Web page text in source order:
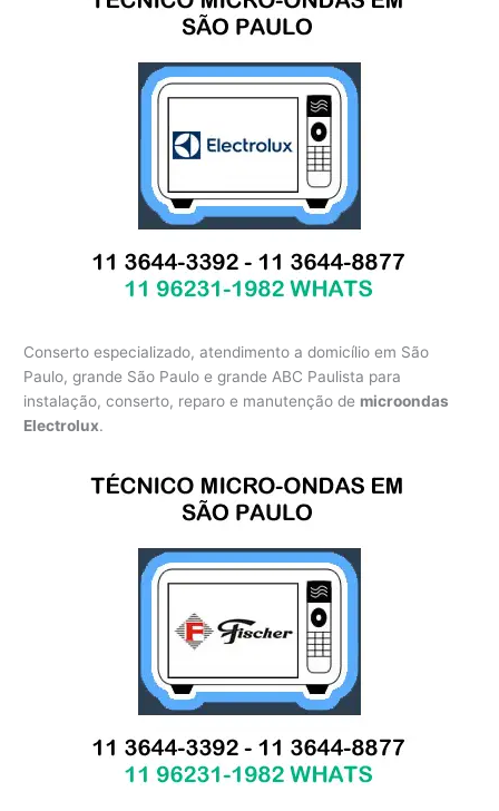
Conserto especializado, atendimento a domicílio em São
Paulo, grande São Paulo e grande ABC Paulista para
instalação, conserto, reparo e manutenção de microondas
Electrolux.